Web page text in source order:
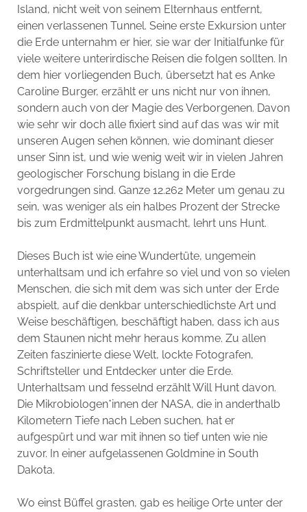
Island, nicht weit von seinem Elternhaus entfernt,
einen verlassenen Tunnel. Seine erste Exkursion unter
die Erde unternahm er hier, sie war der Initialfunke für
viele weitere unterirdische Reisen die folgen sollten. In
dem hier vorliegenden Buch, übersetzt hat es Anke
Caroline Burger, erzählt er uns nicht nur von ihnen,
sondern auch von der Magie des Verborgenen. Davon
wie sehr wir doch alle fixiert sind auf das was wir mit
unseren Augen sehen können, wie dominant dieser
unser Sinn ist, und wie wenig weit wir in vielen Jahren
geologischer Forschung bislang in die Erde
vorgedrungen sind. Ganze 12.262 Meter um genau zu
sein, was weniger als ein halbes Prozent der Strecke
bis zum Erdmittelpunkt ausmacht, lehrt uns Hunt.
Dieses Buch ist wie eine Wundertüte, ungemein
unterhaltsam und ich erfahre so viel und von so vielen
Menschen, die sich mit dem was sich unter der Erde
abspielt, auf die denkbar unterschiedlichste Art und
Weise beschäftigen, beschäftigt haben, dass ich aus
dem Staunen nicht mehr heraus komme. Zu allen
Zeiten faszinierte diese Welt, lockte Fotografen,
Schriftsteller und Entdecker unter die Erde.
Unterhaltsam und fesselnd erzählt Will Hunt davon.
Die Mikrobiologen*innen der NASA, die in anderthalb
Kilometern Tiefe nach Leben suchen, hat er
aufgespürt und war mit ihnen so tief unten wie nie
zuvor. In einer aufgelassenen Goldmine in South
Dakota.
Wo einst Büffel grasten, gab es heilige Orte unter der